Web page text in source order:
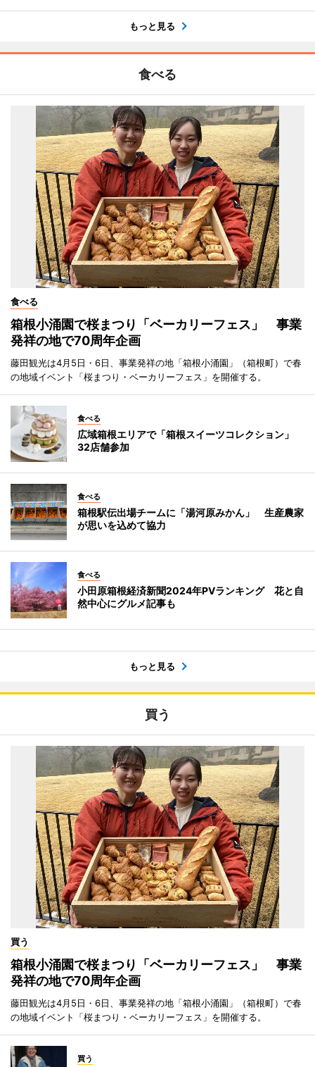
もっと見る
食べる
食べる
箱根小涌園で桜まつり「ベーカリーフェス」 事業
発祥の地で70周年企画
藤田観光は4月5日・6日、事業発祥の地「箱根小涌園」（箱根町）で春
の地域イベント「桜まつり・ベーカリーフェス」を開催する。
食べる
広域箱根エリアで「箱根スイーツコレクション」
32店舗参加
食べる
箱根駅伝出場チームに「湯河原みかん」 生産農家
が思いを込めて協力
食べる
小田原箱根経済新聞2024年PVランキング 花と自
然中心にグルメ記事も
もっと見る
買う
買う
箱根小涌園で桜まつり「ベーカリーフェス」 事業
発祥の地で70周年企画
藤田観光は4月5日・6日、事業発祥の地「箱根小涌園」（箱根町）で春
の地域イベント「桜まつり・ベーカリーフェス」を開催する。
買う